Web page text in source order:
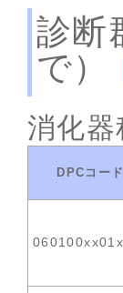
診断
で）
消化器
DPCコード